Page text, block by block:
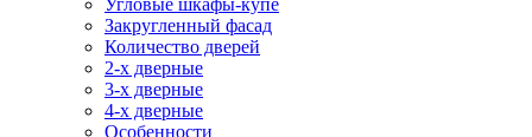
Угловые шкафы-купе
Закругленный фасад
Количество дверей
2-х дверные
3-х дверные
4-х дверные
Особенности